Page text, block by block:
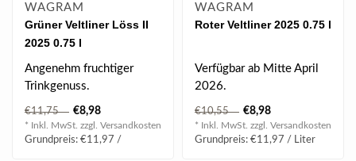
WAGRAM
Grüner Veltliner Löss II
2025 0.75 l
Angenehm fruchtiger
Trinkgenuss.
€11,75 €8,98
* Inkl. MwSt. zzgl. Versandkosten
Grundpreis: €11,97 /
WAGRAM
Roter Veltliner 2025 0.75 l
Verfügbar ab Mitte April
2026.
----------------------------
------------
Ein R..
€10,55 €8,98
* Inkl. MwSt. zzgl. Versandkosten
Grundpreis: €11,97 / Liter